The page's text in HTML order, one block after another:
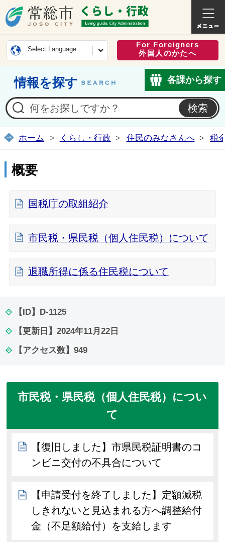
常総市公式ホームページ
くらし
Select Language
For Foreigners
外国人のかたへ
情報を探す 各課から探す
ホーム くらし・行政 住民のみなさんへ 税
概要
国税庁の取組紹介
市民税・県民税（個人住民税）について
退職所得に係る住民税について
【ID】 D-1125
【更新日】 2024年11月22日
【アクセス数】 949
市民税・県民税（個人住民税）につい
て
【復旧しました】市県民税証明書のコ
ンビニ交付の不具合について
【申請受付を終了しました】定額減税
しきれないと見込まれる方へ調整給付
金（不足額給付）を支給します